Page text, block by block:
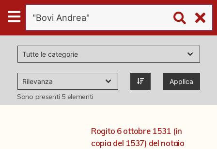
Digital
Humanities
Donazioni
Pubblicazioni Applica
Sono presenti 5elementi
Rogito 6 ottobre 1531 (in
copia del 1537) del notaio